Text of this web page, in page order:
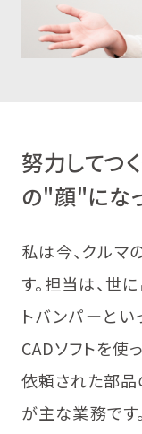
努力してつ
の"顔"になっ
私は今、クルマ
す。担当は、世
トバンパーと
CADソフトを使
依頼された部品
が主な業務です